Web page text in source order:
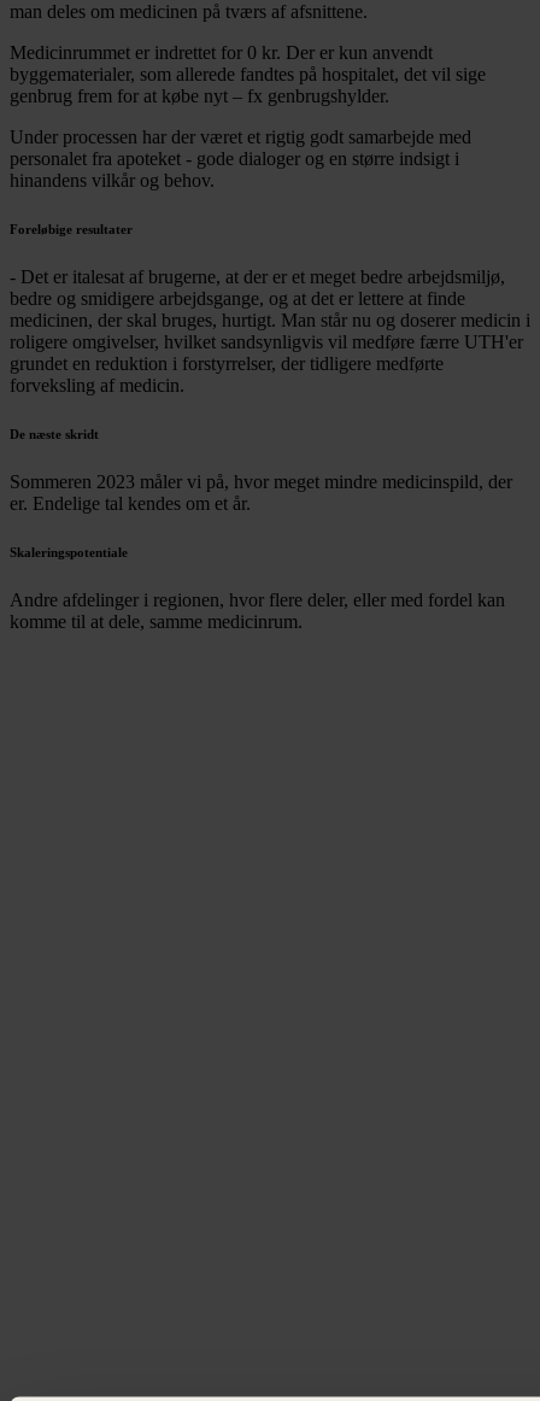
man deles om medicinen på tværs af afsnittene.
Medicinrummet er indrettet for 0 kr. Der er kun anvendt
byggematerialer, som allerede fandtes på hospitalet, det vil sige
genbrug frem for at købe nyt – fx genbrugshylder.
Under processen har der været et rigtig godt samarbejde med
personalet fra apoteket - gode dialoger og en større indsigt i
hinandens vilkår og behov.
Foreløbige resultater
- Det er italesat af brugerne, at der er et meget bedre arbejdsmiljø,
bedre og smidigere arbejdsgange, og at det er lettere at finde
medicinen, der skal bruges, hurtigt. Man står nu og doserer medicin i
roligere omgivelser, hvilket sandsynligvis vil medføre færre UTH'er
grundet en reduktion i forstyrrelser, der tidligere medførte
forveksling af medicin.
De næste skridt
Sommeren 2023 måler vi på, hvor meget mindre medicinspild, der
er. Endelige tal kendes om et år.
Skaleringspotentiale
Andre afdelinger i regionen, hvor flere deler, eller med fordel kan
komme til at dele, samme medicinrum.